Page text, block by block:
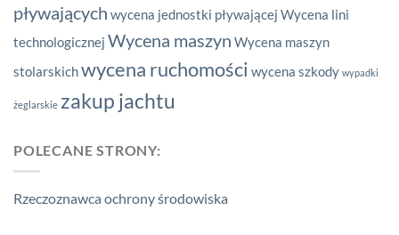
pływających wycena jednostki pływającej Wycena lini
technologicznej Wycena maszyn Wycena maszyn
stolarskichwycena ruchomości wycena szkody wypadki
żeglarskie zakup jachtu
POLECANE STRONY:
Rzeczoznawca ochrony środowiska